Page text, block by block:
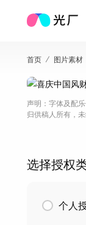
首页 图片素材
声明：字体及配
归供稿人所有，未
选择授权
个人